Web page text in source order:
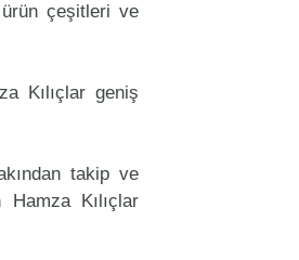
çeşitleri ve
Kılıçlar geniş
takip ve
Kılıçlar